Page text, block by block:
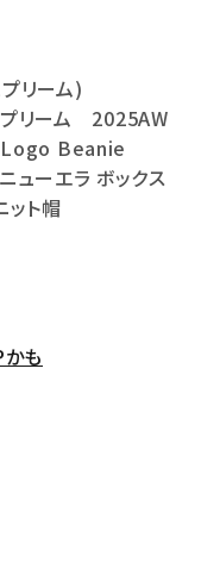
リーム)
リーム 2025AW
Beanie
ューエラ ボックス
ト帽
も